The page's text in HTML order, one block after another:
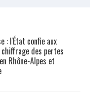
: l'État confie aux
des pertes
Rhône-Alpes et